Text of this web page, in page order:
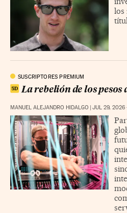
los
SUSCRIPTORES PREMIUM
La rebelión de los pesos
MANUEL ALEJANDRO HIDALGO | JUL 29, 2026